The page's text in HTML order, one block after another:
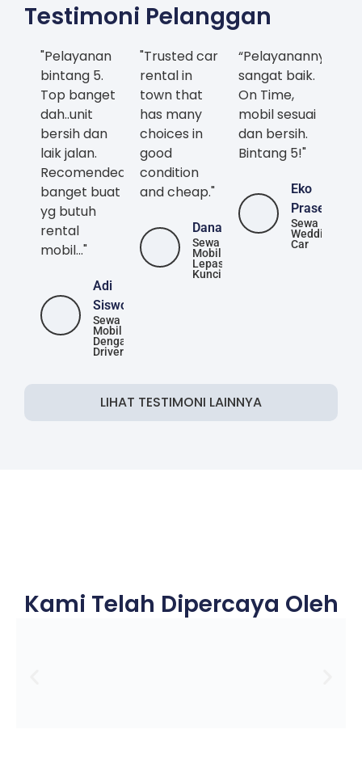
Testimoni Pelanggan
"Pelayanan
bintang 5.
Top banget
dah..unit
bersih dan
laik jalan.
Recomended
banget buat
yg butuh
rental
mobil..."
Adi
Siswoyo
Sewa
Mobil
Dengan
Driver
"Trusted car
rental in
town that
has many
choices in
good
condition
and cheap."
Danang
Sewa
Mobil
Lepas
Kunci
“Pelayanannya
sangat baik.
On Time,
mobil sesuai
dan bersih.
Bintang 5!"
Eko
Prasetya
Sewa
Wedding
Car
LIHAT TESTIMONI LAINNYA
Kami Telah Dipercaya Oleh